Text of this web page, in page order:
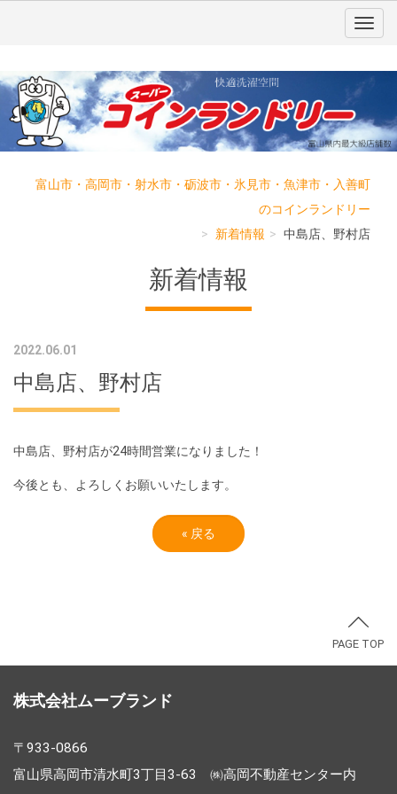
富山市・高岡市・射水市・砺波市・氷見市・魚津市・入善町
のコインランドリー
新着情報
中島店、野村店
新着情報
2022.06.01
中島店、野村店
中島店、野村店が24時間営業になりました！
今後とも、よろしくお願いいたします。
« 戻る
PAGE TOP
株式会社ムーブランド
〒933-0866
富山県高岡市清水町3丁目3-63 ㈱高岡不動産センター内